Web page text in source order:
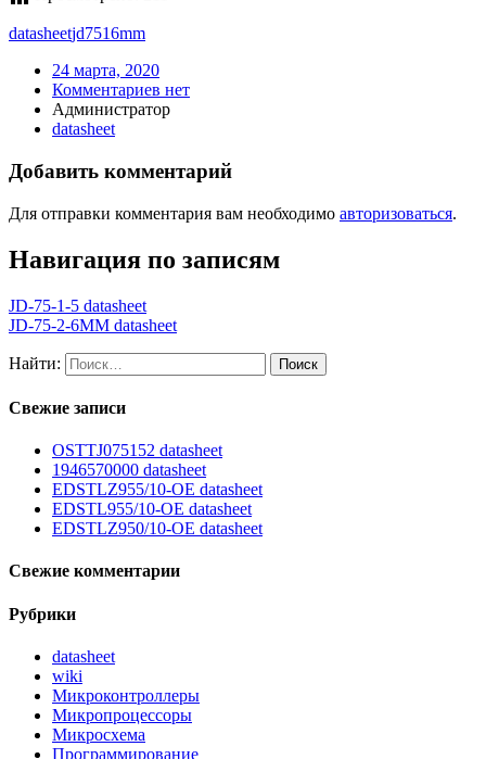
datasheetjd7516mm
24 марта, 2020
Комментариев нет
Администратор
datasheet
Добавить комментарий
Для отправки комментария вам необходимо авторизоваться.
Навигация по записям
JD-75-1-5 datasheet
JD-75-2-6MM datasheet
Найти:
Свежие записи
OSTTJ075152 datasheet
1946570000 datasheet
EDSTLZ955/10-OE datasheet
EDSTL955/10-OE datasheet
EDSTLZ950/10-OE datasheet
Свежие комментарии
Рубрики
datasheet
wiki
Микроконтроллеры
Микропроцессоры
Микросхема
Программирование